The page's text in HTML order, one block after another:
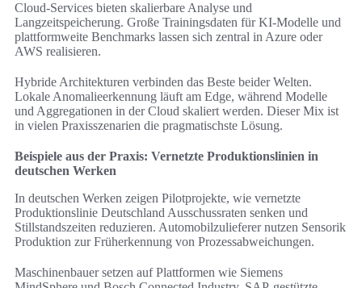
Cloud-Services bieten skalierbare Analyse und
Langzeitspeicherung. Große Trainingsdaten für KI-Modelle und
plattformweite Benchmarks lassen sich zentral in Azure oder
AWS realisieren.
Hybride Architekturen verbinden das Beste beider Welten.
Lokale Anomalieerkennung läuft am Edge, während Modelle
und Aggregationen in der Cloud skaliert werden. Dieser Mix ist
in vielen Praxisszenarien die pragmatischste Lösung.
Beispiele aus der Praxis: Vernetzte Produktionslinien in
deutschen Werken
In deutschen Werken zeigen Pilotprojekte, wie vernetzte
Produktionslinie Deutschland Ausschussraten senken und
Stillstandszeiten reduzieren. Automobilzulieferer nutzen Sensorik
Produktion zur Früherkennung von Prozessabweichungen.
Maschinenbauer setzen auf Plattformen wie Siemens